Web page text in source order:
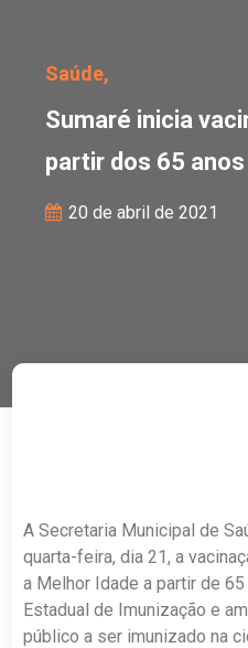
Saúde,
Sumaré inicia
partir dos 65 anos
20 de abril de 2021
A Secretaria Municipal de
quarta-feira, dia 21, a
a Melhor Idade a partir de
Estadual de Imunização e
público a ser imunizado na